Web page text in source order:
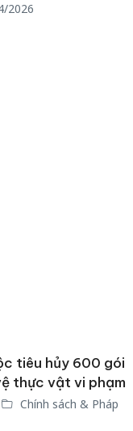
2026
tiêu hủy 600 gói
thực vật vi phạm
Chính sách & Pháp